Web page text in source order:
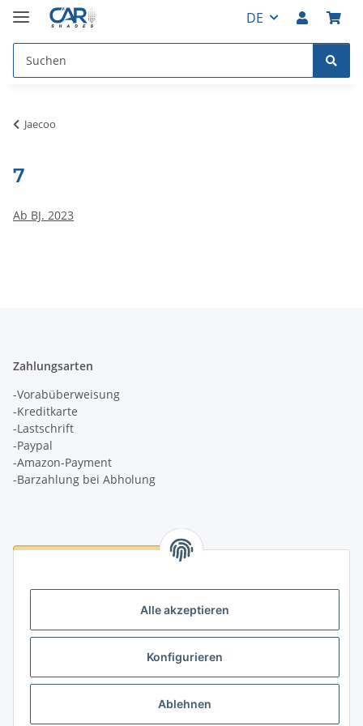
Alle akzeptieren
Konfigurieren
Ablehnen
DE
Jaecoo
7
Ab BJ. 2023
Zahlungsarten
-Vorabüberweisung
-Kreditkarte
-Lastschrift
-Paypal
-Amazon-Payment
-Barzahlung bei Abholung
Logistikpartner
Informationen